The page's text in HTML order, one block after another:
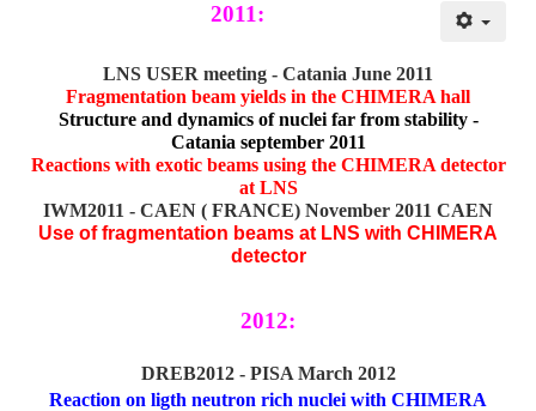
2011:
LNS USER meeting - Catania June 2011
Fragmentation beam yields in the CHIMERA hall
Structure and dynamics of nuclei far from stability -
Catania september 2011
Reactions with exotic beams using the CHIMERA detector
at LNS
IWM2011 - CAEN ( FRANCE) November 2011 CAEN
Use of fragmentation beams at LNS with CHIMERA
detector
2012:
DREB2012 - PISA March 2012
Reaction on ligth neutron rich nuclei with CHIMERA